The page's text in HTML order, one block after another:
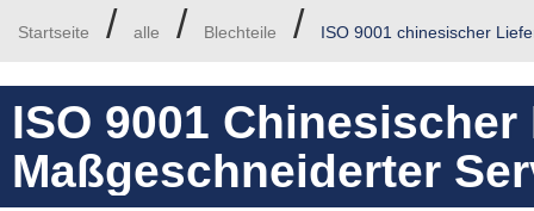
Startseite / alle / Blechteile / ISO 9001 chinesischer
ISO 9001
Maßgeschneiderter